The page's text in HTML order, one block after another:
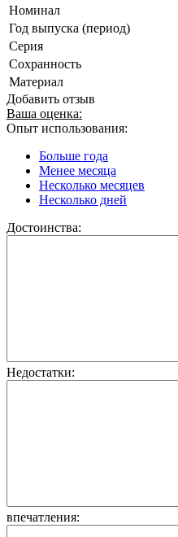
Номинал
Год выпуска (период)
Серия
Сохранность
Материал
Добавить отзыв
Ваша оценка:
Опыт использования:
Больше года
Менее месяца
Несколько месяцев
Несколько дней
Достоинства:
Недостатки:
впечатления: